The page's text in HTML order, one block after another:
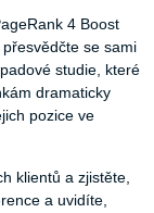
4 Boost
přesvědčte se sami
studie, které
dramaticky
pozice ve
klientů a zjistěte,
a uvidíte,